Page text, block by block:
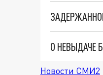
О НЕВЫДАЧЕ
Новости СМИ2